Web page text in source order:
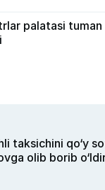
palatasi
taksichini qo‘y
olib borib